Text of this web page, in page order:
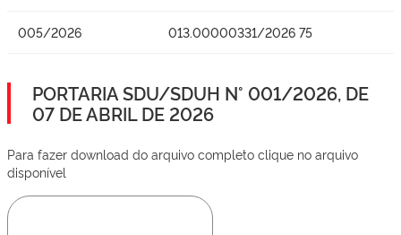
005/2026 013.00000331/2026 75
PORTARIA SDU/SDUH N° 001/2026, DE
07 DE ABRIL DE 2026
Para fazer download do arquivo completo clique no arquivo
disponível